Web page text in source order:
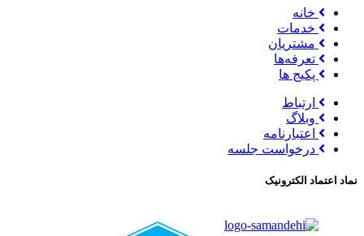
خانه
خدمات
مشتریان
تعرفه‌ها
پکیج ها
ارتباط
وبلاگ
اعتبارنامه
درخواست جلسه
نماد اعتماد الکترونیک